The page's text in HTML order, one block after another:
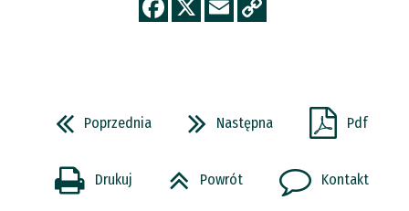
Poprzednia Następna Pdf
Drukuj Powrót Kontakt